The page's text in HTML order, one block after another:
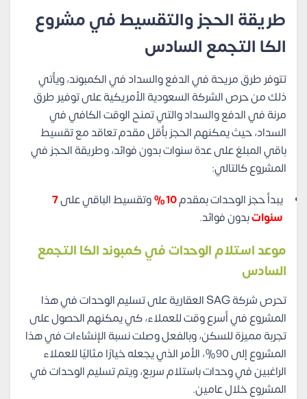
طريقة الحجز والتقسيط في مشروع
الكا التجمع السادس
تتوفر طرق مريحة في الدفع والسداد في الكمبوند، ويأتي
ذلك من حرص الشركة السعودية الأمريكية على توفير طرق
مرنة في الدفع والسداد والتي تمنح الوقت الكافي في
السداد، حيث يمكنهم الحجز بأقل مقدم تعاقد مع تقسيط
باقي المبلغ على عدة سنوات بدون فوائد، وطريقة الحجز في
المشروع كالتالي:
يبدأ حجز الوحدات بمقدم10% وتقسيط الباقي على7
سنواتبدون فوائد.
موعد استلام الوحدات في كمبوند الكا التجمع
السادس
تحرص شركة SAG العقارية على تسليم الوحدات في هذا
المشروع في أسرع وقت للعملاء، كي يمكنهم الحصول على
تجربة مميزة للسكن، وبالفعل وصلت نسبة الإنشاءات في هذا
المشروع إلى 90%، الأمر الذي يجعله خيارًا مثاليًا للعملاء
الراغبين في وحدات باستلام سربع، ويتم تسليم الوحدات في
المشروع خلال عامين.